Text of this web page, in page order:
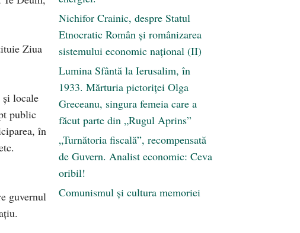
Ziua
locale
public
în
guvernul
Nichifor Crainic, despre Statul
Etnocratic Român şi românizarea
sistemului economic naţional (II)
Lumina Sfântă la Ierusalim, în
1933. Mărturia pictoriței Olga
Greceanu, singura femeia care a
făcut parte din „Rugul Aprins”
„Turnătoria fiscală”, recompensată
de Guvern. Analist economic: Ceva
oribil!
Comunismul şi cultura memoriei